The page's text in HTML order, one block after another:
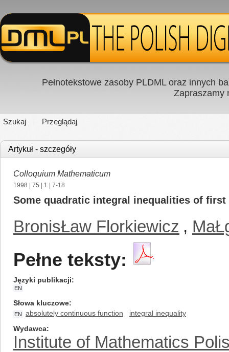
Pełnotekstowe zasoby PLDML oraz innych
Zapraszamy
Szukaj Przeglądaj
Artykuł - szczegóły
Colloquium Mathematicum
1998 75 1 | 7-18
Some quadratic integral inequalities of first
BronisŁaw Florkiewicz ,
Pełne teksty:
Języki publikacji
EN
Słowa kluczowe
EN absolutely continuous function
integral inequality
Wydawca
Institute of Mathematics